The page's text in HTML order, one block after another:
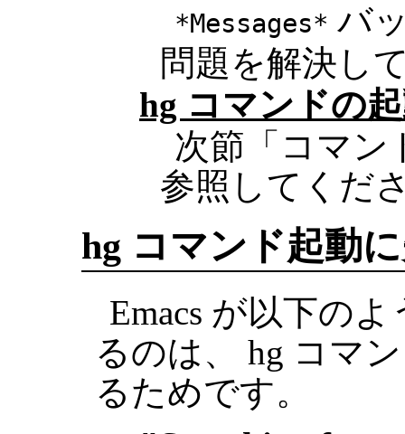
*Messages* バ
問題を解決し
hg コマンドの
次節「コマン
参照してくだ
hg コマンド起動
Emacs が以下の
るのは、 hg コマ
るためです。